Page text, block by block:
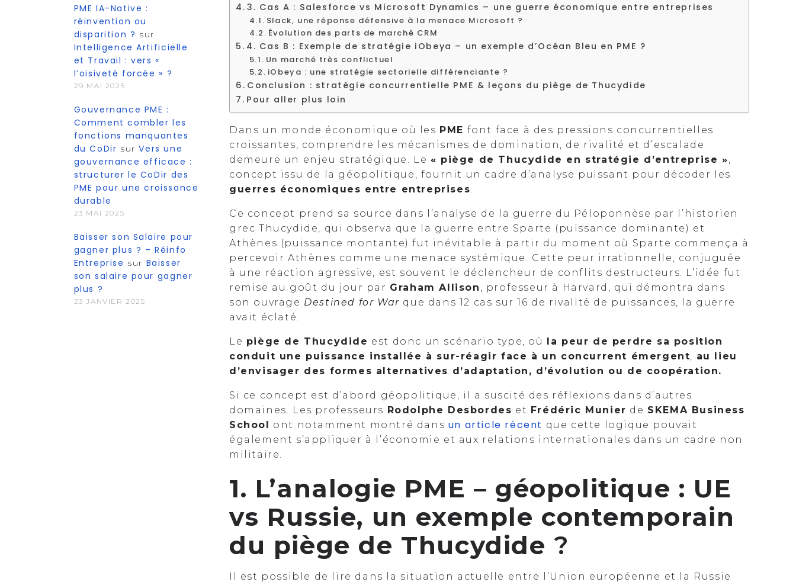
PME IA-Native :
réinvention ou
disparition ? sur
Intelligence Artificielle
et Travail : vers «
l’oisiveté forcée » ?
29 MAI 2025
Gouvernance PME :
Comment combler les
fonctions manquantes
du CoDir surVers une
gouvernance efficace :
structurer le CoDir des
PME pour une croissance
durable
23 MAI 2025
Baisser son Salaire pour
gagner plus ? – Réinfo
Entreprise sur Baisser
son salaire pour gagner
plus ?
23 JANVIER 2025
3. Cas A : Salesforce vs Microsoft Dynamics – une guerre économique entre entreprises
Slack, une réponse défensive à la menace Microsoft ?
Évolution des parts de marché CRM
4. Cas B : Exemple de stratégie iObeya – un exemple d’Océan Bleu en PME ?
Un marché très conflictuel
iObeya : une stratégie sectorielle différenciante ?
Conclusion : stratégie concurrentielle PME & leçons du piège de Thucydide
Pour aller plus loin
Dans un monde économique où les PME font face à des pressions concurrentielles
croissantes, comprendre les mécanismes de domination, de rivalité et d’escalade
demeure un enjeu stratégique. Le « piège de Thucydide en stratégie d’entreprise »,
concept issu de la géopolitique, fournit un cadre d’analyse puissant pour décoder les
guerres économiques entre entreprises.
Ce concept prend sa source dans l’analyse de la guerre du Péloponnèse par l’historien
grec Thucydide, qui observa que la guerre entre Sparte (puissance dominante) et
Athènes (puissance montante) fut inévitable à partir du moment où Sparte commença à
percevoir Athènes comme une menace systémique. Cette peur irrationnelle, conjuguée
à une réaction agressive, est souvent le déclencheur de conflits destructeurs. L’idée fut
remise au goût du jour par Graham Allison , professeur à Harvard, qui démontra dans
son ouvrage Destined for War que dans 12 cas sur 16 de rivalité de puissances, la guerre
avait éclaté.
Le piège de Thucydide est donc un scénario type, où la peur de perdre sa position
conduit une puissance installée à sur-réagir face à un concurrent émergent, au lieu
d’envisager des formes alternatives d’adaptation, d’évolution ou de coopération.
Si ce concept est d’abord géopolitique, il a suscité des réflexions dans d’autres
domaines. Les professeurs Rodolphe Desbordes et Frédéric Munier de SKEMA Business
School ont notamment montré dans un article récent que cette logique pouvait
également s’appliquer à l’économie et aux relations internationales dans un cadre non
militaire.
1. L’analogie PME – géopolitique : UE
vs Russie, un exemple contemporain
du piège de Thucydide ?
Il est possible de lire dans la situation actuelle entre l’Union européenne et la Russie